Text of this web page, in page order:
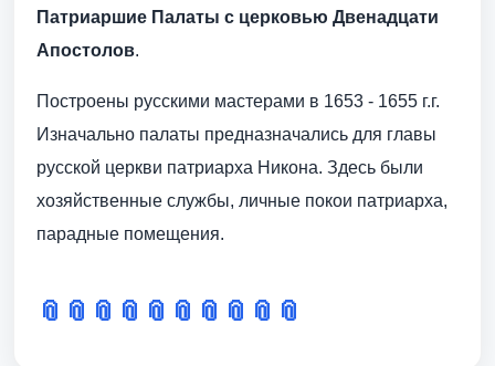
Патриаршие Палаты с церковью Двенадцати
Апостолов.
Построены русскими мастерами в 1653 - 1655 г.г.
Изначально палаты предназначались для главы
русской церкви патриарха Никона. Здесь были
хозяйственные службы, личные покои патриарха,
парадные помещения.
📎 📎 📎 📎 📎 📎 📎 📎 📎 📎